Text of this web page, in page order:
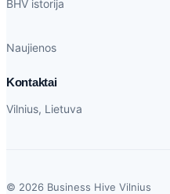
BHV istorija
Naujienos
Kontaktai
Vilnius, Lietuva
© 2026 Business Hive Vilnius